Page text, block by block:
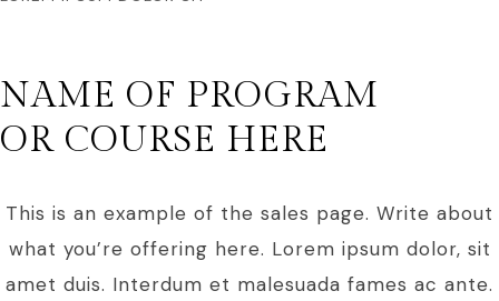
NAME OF PROGRAM
OR COURSE HERE
This is an example of the sales page. Write about
what you’re offering here. Lorem ipsum dolor, sit
amet duis. Interdum et malesuada fames ac ante.